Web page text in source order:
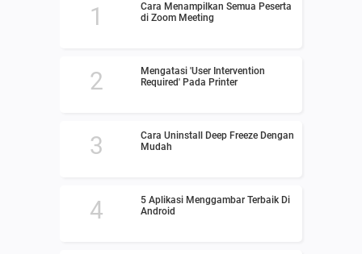
Cara Menampilkan Semua Peserta
di Zoom Meeting
Mengatasi 'User Intervention
Required' Pada Printer
Cara Uninstall Deep Freeze Dengan
Mudah
5 Aplikasi Menggambar Terbaik Di
Android